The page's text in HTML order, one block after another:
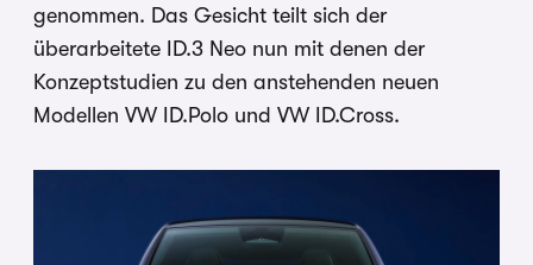
genommen. Das Gesicht teilt sich der
überarbeitete ID.3 Neo nun mit denen der
Konzeptstudien zu den anstehenden neuen
Modellen VW ID.Polo und VW ID.Cross.